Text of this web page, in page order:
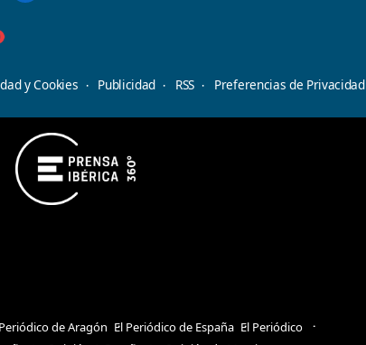
y Cookies Publicidad RSS Preferencias de Privacidad
de Aragón El Periódico de España El Periódico